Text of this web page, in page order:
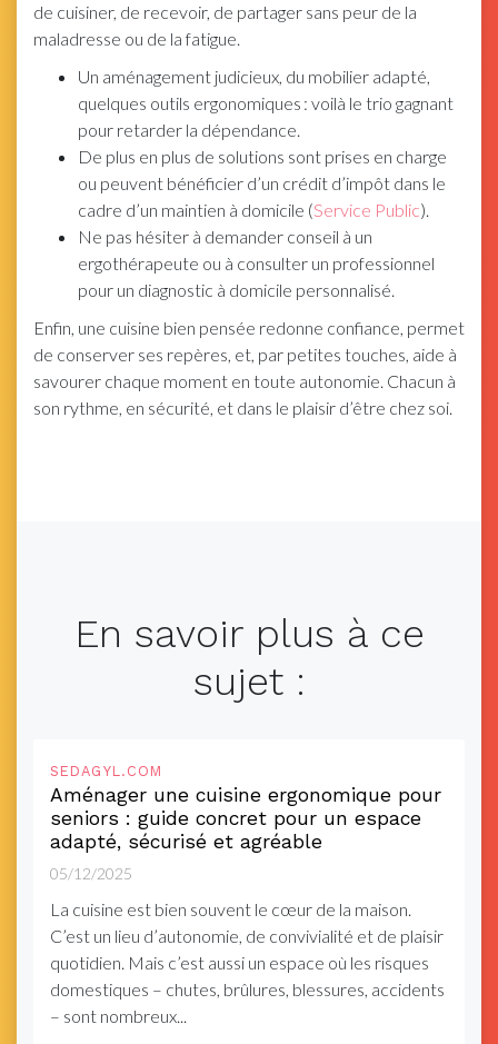
de cuisiner, de recevoir, de partager sans peur de la
maladresse ou de la fatigue.
Un aménagement judicieux, du mobilier adapté,
quelques outils ergonomiques : voilà le trio gagnant
pour retarder la dépendance.
De plus en plus de solutions sont prises en charge
ou peuvent bénéficier d’un crédit d’impôt dans le
cadre d’un maintien à domicile (Service Public).
Ne pas hésiter à demander conseil à un
ergothérapeute ou à consulter un professionnel
pour un diagnostic à domicile personnalisé.
Enfin, une cuisine bien pensée redonne confiance, permet
de conserver ses repères, et, par petites touches, aide à
savourer chaque moment en toute autonomie. Chacun à
son rythme, en sécurité, et dans le plaisir d’être chez soi.
En savoir plus à ce
sujet :
SEDAGYL.COM
Aménager une cuisine ergonomique pour
seniors : guide concret pour un espace
adapté, sécurisé et agréable
05/12/2025
La cuisine est bien souvent le cœur de la maison.
C’est un lieu d’autonomie, de convivialité et de plaisir
quotidien. Mais c’est aussi un espace où les risques
domestiques – chutes, brûlures, blessures, accidents
– sont nombreux...